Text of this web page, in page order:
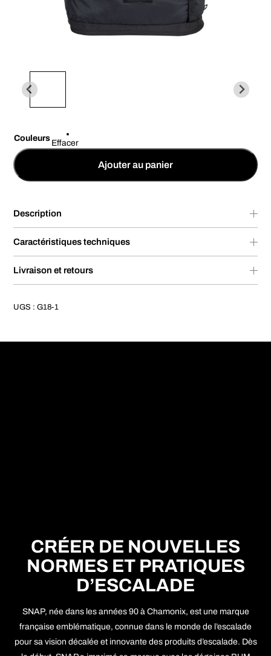
Couleurs
Effacer
Ajouter au panier
Description
Caractéristiques techniques
Livraison et retours
UGS :G18-1
CRÉER DE NOUVELLES
NORMES ET PRATIQUES
D’ESCALADE
SNAP, née dans les années 90 à Chamonix, est une marque
française emblématique, connue dans le monde de l’escalade
pour sa vision décalée et innovante des produits d’escalade. Dès